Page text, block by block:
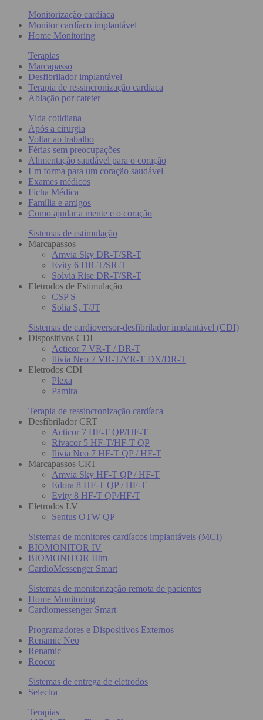
Monitorização cardíaca
Monitor cardíaco implantável
Home Monitoring
Terapias
Marcapasso
Desfibrilador implantável
Terapia de ressincronização cardíaca
Ablação por cateter
Vida cotidiana
Após a cirurgia
Voltar ao trabalho
Férias sem preocupações
Alimentação saudável para o coração
Em forma para um coração saudável
Exames médicos
Ficha Médica
Família e amigos
Como ajudar a mente e o coração
Sistemas de estimulação
Marcapassos
Amvia Sky DR-T/SR-T
Evity 6 DR-T/SR-T
Solvia Rise DR-T/SR-T
Eletrodos de Estimulação
CSP S
Solia S, T/JT
Sistemas de cardioversor-desfibrilador implantável (CDI)
Dispositivos CDI
Acticor 7 VR-T / DR-T
Ilivia Neo 7 VR-T/VR-T DX/DR-T
Eletrodos CDI
Plexa
Pamira
Terapia de ressincronização cardíaca
Desfibrilador CRT
Acticor 7 HF-T QP/HF-T
Rivacor 5 HF-T/HF-T QP
Ilivia Neo 7 HF-T QP / HF-T
Marcapassos CRT
Amvia Sky HF-T QP / HF-T
Edora 8 HF-T QP / HF-T
Evity 8 HF-T QP/HF-T
Eletrodos LV
Sentus OTW QP
Sistemas de monitores cardíacos implantáveis (MCI)
BIOMONITOR IV
BIOMONITOR IIIm
CardioMessenger Smart
Sistemas de monitorização remota de pacientes
Home Monitoring
Cardiomessenger Smart
Programadores e Dispositivos Externos
Renamic Neo
Renamic
Reocor
Sistemas de entrega de eletrodos
Selectra
Terapias